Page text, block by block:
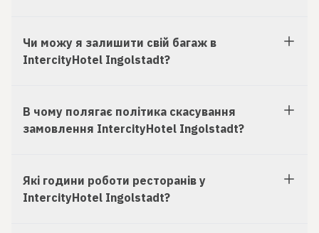
Чи можу я залишити свій багаж в
IntercityHotel Ingolstadt?
В чому полягає політика скасування
замовлення IntercityHotel Ingolstadt?
Які години роботи ресторанів у
IntercityHotel Ingolstadt?